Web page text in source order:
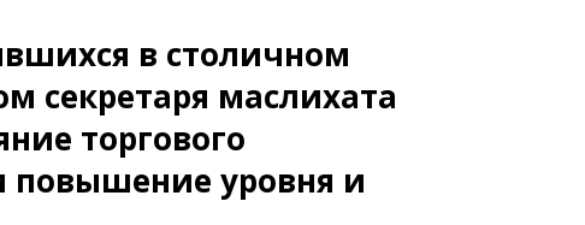
в столичном
секретаря маслихата
торгового
повышение уровня и